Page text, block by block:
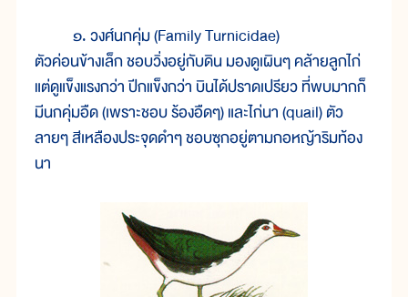
๑. วงศ์นกคุ่ม (Family Turnicidae)
ตัวค่อนข้างเล็ก ชอบวิ่งอยู่กับดิน มองดูเผินๆ คล้ายลูกไก่
แต่ดูแข็งแรงกว่า ปีกแข็งกว่า บินได้ปราดเปรียว ที่พบมากก็
มีนกคุ่มอืด (เพราะชอบ ร้องอืดๆ) และไก่นา (quail) ตัว
ลายๆ สีเหลืองประจุดดำๆ ชอบซุกอยู่ตามกอหญ้าริมท้อง
นา